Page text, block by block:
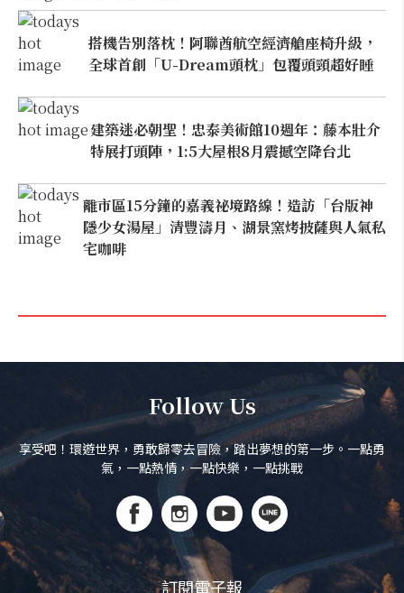
搭機告別落枕！阿聯酋航空經濟艙座椅升級，
全球首創「U-Dream頭枕」包覆頭頸超好睡
建築迷必朝聖！忠泰美術館10週年：藤本壯介
特展打頭陣，1:5大屋根8月震撼空降台北
離市區15分鐘的嘉義祕境路線！造訪「台版神
隱少女湯屋」清豐濤月、湖景窯烤披薩與人氣私
宅咖啡
Follow Us
享受吧！環遊世界，勇敢歸零去冒險，踏出夢想的第一步。一點勇
氣，一點熱情，一點快樂，一點挑戰
訂閱電子報